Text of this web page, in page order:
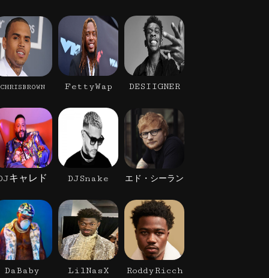
CHRISBROWN FettyWap DESIIGNER
キャレド DJSnake エド・シーラン
DaBaby LilNasX RoddyRicch